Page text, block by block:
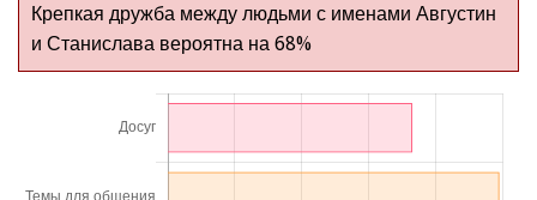
Крепкая дружба между людьми с именами Августин
и Станислава вероятна на 68%